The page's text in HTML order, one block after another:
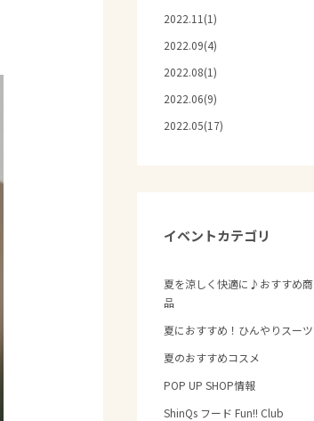
2022.11(1)
2022.09(4)
2022.08(1)
2022.06(9)
2022.05(17)
イベントカテゴリ
夏を涼しく快適に♪おすすめ商
品
夏におすすめ！ひんやりスーツ
夏のおすすめコスメ
POP UP SHOP情報
ShinQs フード Fun!! Club